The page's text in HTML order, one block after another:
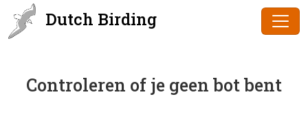
Dutch Birding
Controleren of je geen bot bent